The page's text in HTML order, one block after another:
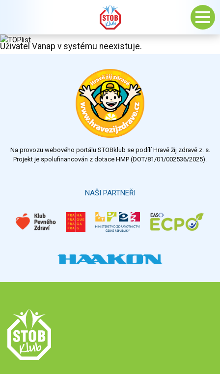
Uživatel Vanap v systému neexistuje.
Na provozu webového portálu STOBklub se podílí Hravě žij zdravě z. s.
Projekt je spolufinancován z dotace HMP (DOT/81/01/002536/2025).
NAŠI PARTNEŘI